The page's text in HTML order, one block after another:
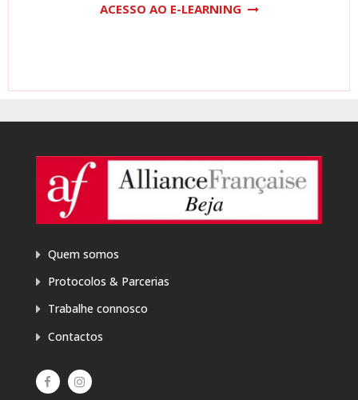
ACESSO AO E-LEARNING
Quem somos
Protocolos & Parcerias
Trabalhe connosco
Contactos